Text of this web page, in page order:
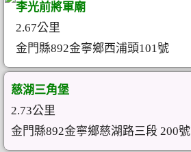
李光前將軍廟
2.67公里
金門縣892金寧鄉西浦頭101號
慈湖三角堡
2.73公里
金門縣892金寧鄉慈湖路三段 200號